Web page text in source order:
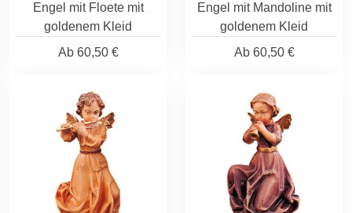
Engel mit Floete mit
goldenem Kleid
Ab60,50 €
Engel mit Mandoline mit
goldenem Kleid
Ab60,50 €